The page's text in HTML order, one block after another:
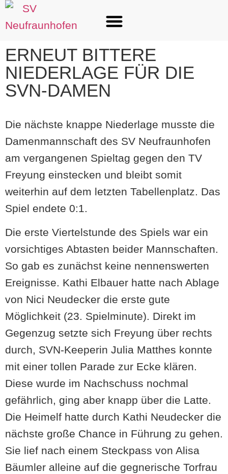
ERNEUT BITTERE
NIEDERLAGE FÜR DIE
SVN-DAMEN
Die nächste knappe Niederlage musste die
Damenmannschaft des SV Neufraunhofen
am vergangenen Spieltag gegen den TV
Freyung einstecken und bleibt somit
weiterhin auf dem letzten Tabellenplatz. Das
Spiel endete 0:1.
Die erste Viertelstunde des Spiels war ein
vorsichtiges Abtasten beider Mannschaften.
So gab es zunächst keine nennenswerten
Ereignisse. Kathi Elbauer hatte nach Ablage
von Nici Neudecker die erste gute
Möglichkeit (23. Spielminute). Direkt im
Gegenzug setzte sich Freyung über rechts
durch, SVN-Keeperin Julia Matthes konnte
mit einer tollen Parade zur Ecke klären.
Diese wurde im Nachschuss nochmal
gefährlich, ging aber knapp über die Latte.
Die Heimelf hatte durch Kathi Neudecker die
nächste große Chance in Führung zu gehen.
Sie lief nach einem Steckpass von Alisa
Bäumler alleine auf die gegnerische Torfrau